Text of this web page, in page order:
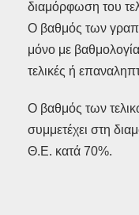
διαμόρφωση του
Ο βαθμός των
μόνο με
τελικές ή
Ο βαθμός των
συμμετέχει στη
Θ.Ε. κατά 70%.